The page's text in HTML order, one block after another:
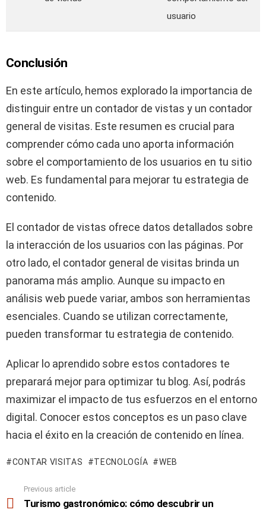
usuario
Conclusión
En este artículo, hemos explorado la importancia de
distinguir entre un contador de vistas y un contador
general de visitas. Este resumen es crucial para
comprender cómo cada uno aporta información
sobre el comportamiento de los usuarios en tu sitio
web. Es fundamental para mejorar tu estrategia de
contenido.
El contador de vistas ofrece datos detallados sobre
la interacción de los usuarios con las páginas. Por
otro lado, el contador general de visitas brinda un
panorama más amplio. Aunque su impacto en
análisis web puede variar, ambos son herramientas
esenciales. Cuando se utilizan correctamente,
pueden transformar tu estrategia de contenido.
Aplicar lo aprendido sobre estos contadores te
preparará mejor para optimizar tu blog. Así, podrás
maximizar el impacto de tus esfuerzos en el entorno
digital. Conocer estos conceptos es un paso clave
hacia el éxito en la creación de contenido en línea.
CONTAR VISITAS TECNOLOGÍA WEB
more
Previous article
Turismo gastronómico: cómo descubrir un